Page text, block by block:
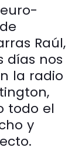
Raúl,
días nos
la radio
todo el
y